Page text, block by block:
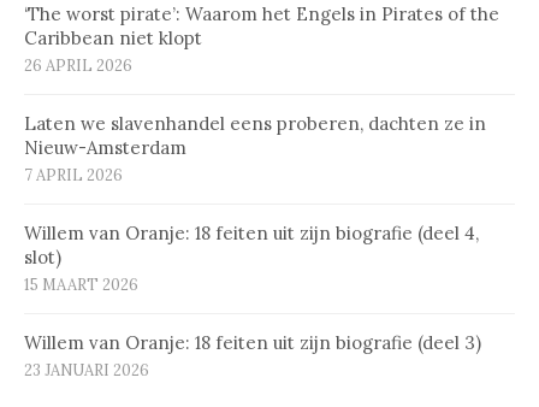
‘The worst pirate’: Waarom het Engels in Pirates of the
Caribbean niet klopt
26 APRIL 2026
Laten we slavenhandel eens proberen, dachten ze in
Nieuw-Amsterdam
7 APRIL 2026
Willem van Oranje: 18 feiten uit zijn biografie (deel 4,
slot)
15 MAART 2026
Willem van Oranje: 18 feiten uit zijn biografie (deel 3)
23 JANUARI 2026